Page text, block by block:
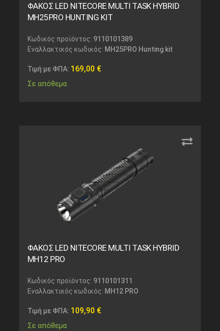
ΦΑΚΟΣ LED NITECORE MULTI TASK HYBRID
MH25PRO HUNTING KIT
Κωδικός προϊόντος: 9110101389
Εναλλακτικός κωδικός: MH25PRO Hunting kit
Τιμή με ΦΠΑ: 169,00 €
Σε απόθεμα
ΦΑΚΟΣ LED NITECORE MULTI TASK HYBRID
MH12 PRO
Κωδικός προϊόντος: 9110101311
Εναλλακτικός κωδικός: MH12 PRO
Τιμή με ΦΠΑ: 109,90 €
Σε απόθεμα